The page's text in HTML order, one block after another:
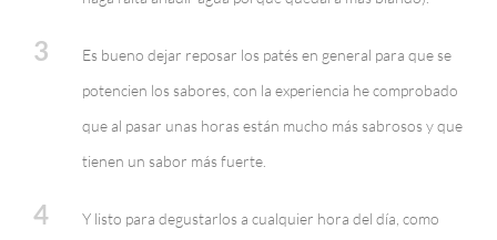
3
Es bueno dejar reposar los patés en general para que se
potencien los sabores, con la experiencia he comprobado
que al pasar unas horas están mucho más sabrosos y que
tienen un sabor más fuerte.
4
Y listo para degustarlos a cualquier hora del día, como